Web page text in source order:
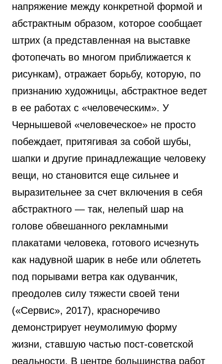
напряжение между конкретной формой и
абстрактным образом, которое сообщает
штрих (а представленная на выставке
фотопечать во многом приближается к
рисункам), отражает борьбу, которую, по
признанию художницы, абстрактное ведет
в ее работах с «человеческим». У
Чернышевой «человеческое» не просто
побеждает, притягивая за собой шубы,
шапки и другие принадлежащие человеку
вещи, но становится еще сильнее и
выразительнее за счет включения в себя
абстрактного — так, нелепый шар на
голове обвешанного рекламными
плакатами человека, готового исчезнуть
как надувной шарик в небе или облететь
под порывами ветра как одуванчик,
преодолев силу тяжести своей тени
(«Сервис», 2017), красноречиво
демонстрирует неумолимую форму
жизни, ставшую частью пост-советской
реальности. В центре большинства работ